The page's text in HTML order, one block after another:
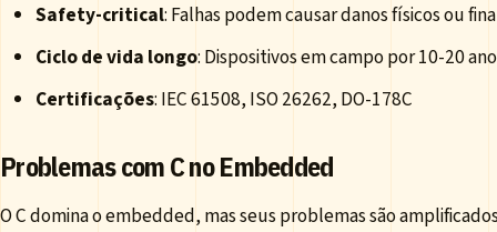
Safety-critical: Falhas podem causar danos físicos ou
Ciclo de vida longo: Dispositivos em campo por 10-20
Certificações: IEC 61508, ISO 26262, DO-178C
Problemas com C no Embedded
O C domina o embedded, mas seus problemas são